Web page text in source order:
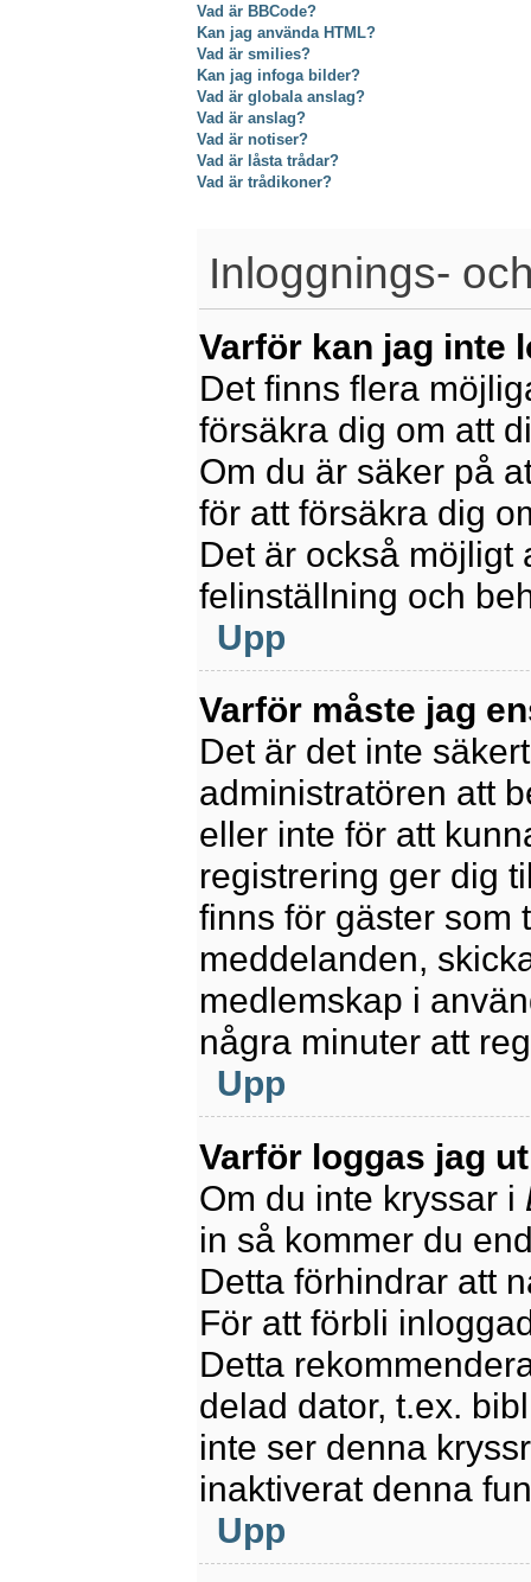
Vad är BBCode?
Kan jag använda HTML?
Vad är smilies?
Kan jag infoga bilder?
Vad är globala anslag?
Vad är anslag?
Vad är notiser?
Vad är låsta trådar?
Vad är trådikoner?
Inloggnings-
Varför kan jag inte
Det finns flera
försäkra dig om att
Om du är säker på
för att försäkra dig
Det är också möjligt
felinställning och
Upp
Varför måste jag
Det är det inte
administratören att
eller inte för att
registrering ger dig
finns för gäster som
meddelanden,
medlemskap i
några minuter att
Upp
Varför loggas jag
Om du inte kryssar i
in så kommer du
Detta förhindrar att
För att förbli
Detta
delad dator, t.ex.
inte ser denna
inaktiverat denna
Upp